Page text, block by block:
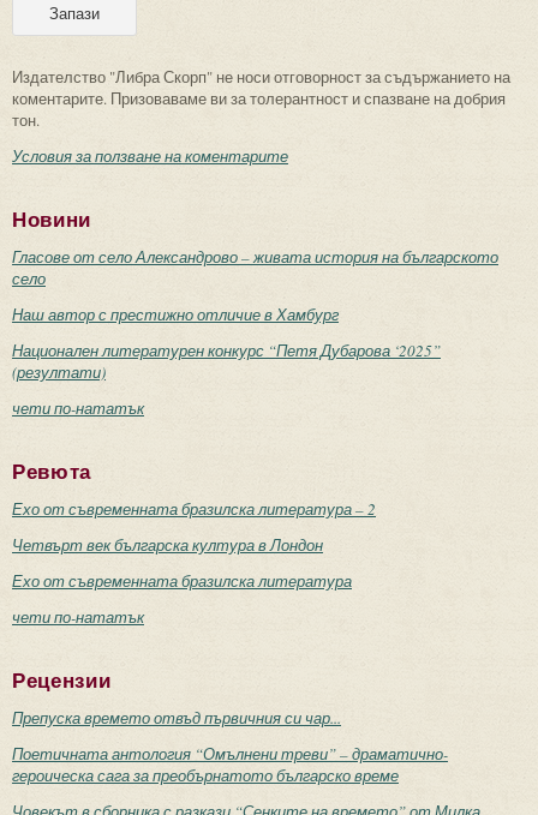
Издателство "Либра Скорп" не носи отговорност за съдържанието на
коментарите. Призоваваме ви за толерантност и спазване на добрия
тон.
Условия за ползване на коментарите
Новини
Гласове от село Александрово – живата история на българското
село
Наш автор с престижно отличие в Хамбург
Национален литературен конкурс “Петя Дубарова ‘2025”
(резултати)
чети по-нататък
Ревюта
Ехо от съвременната бразилска литература – 2
Четвърт век българска култура в Лондон
Ехо от съвременната бразилска литература
чети по-нататък
Рецензии
Препуска времето отвъд първичния си чар...
Поетичната антология “Омълнени треви” – драматично-
героическа сага за преобърнатото българско време